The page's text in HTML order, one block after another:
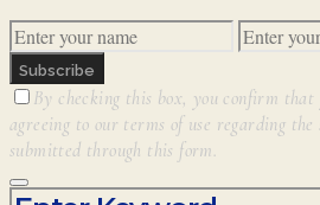
Subscribe
By checking this box, you confirm that
agreeing to our terms of use regarding the
submitted through this form.
Search for: